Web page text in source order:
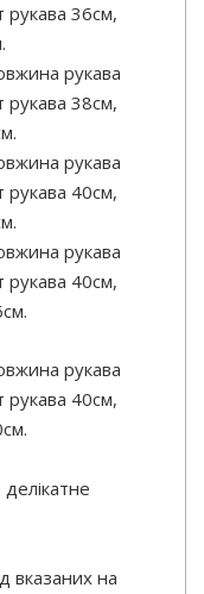
рукава 36см,
рукава
рукава 38см,
рукава
рукава 40см,
рукава
рукава 40см,
рукава
рукава 40см,
вказаних на